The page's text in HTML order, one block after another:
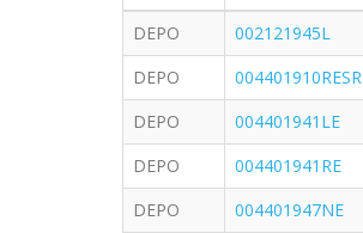
DEPO
002121945L
DEPO
004401910RESR
DEPO
004401941LE
DEPO
004401941RE
DEPO
004401947NE